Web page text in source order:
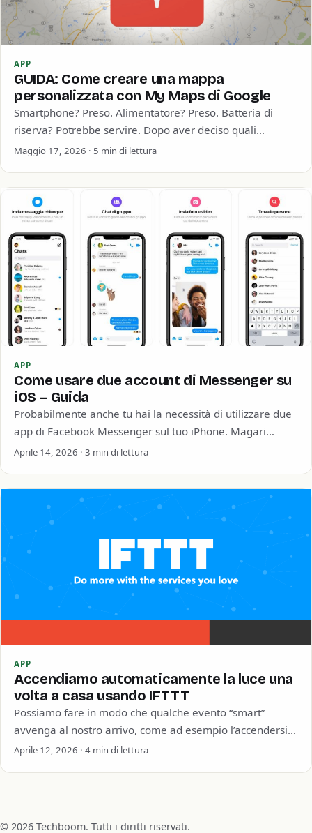
APP
GUIDA: Come creare una mappa
personalizzata con My Maps di Google
Smartphone? Preso. Alimentatore? Preso. Batteria di
riserva? Potrebbe servire. Dopo aver deciso quali
dispositivi mettere in valigia per le tue vacanze estive,…
Maggio 17, 2026 · 5 min di lettura
APP
Come usare due account di Messenger su
iOS – Guida
Probabilmente anche tu hai la necessità di utilizzare due
app di Facebook Messenger sul tuo iPhone. Magari
utilizzi l’account di un amico…
Aprile 14, 2026 · 3 min di lettura
APP
Accendiamo automaticamente la luce una
volta a casa usando IFTTT
Possiamo fare in modo che qualche evento “smart”
avvenga al nostro arrivo, come ad esempio l’accendersi
di una luce. Immaginiamo di arrivare…
Aprile 12, 2026 · 4 min di lettura
© 2026 Techboom. Tutti i diritti riservati.